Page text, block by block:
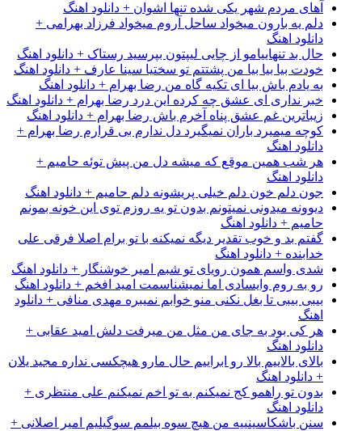
آهای مردم شهر یکی شده تنها اشوان + دانلود اهنگ
دلم یه بارون میخواد ساحل آروم میخواد فرزاد بهرامی +
دانلود اهنگ
حال بد تنهاییامو از چایی لیپتون بپرسید رستاک + دانلود اهنگ
خودت بیا بیا بیا من پشتتم تو سختیا سینا عارف + دانلود اهنگ
به یادم باش بیا ای تکیه گاه من رضا بهرام + دانلود اهنگ
خبر نداری ای عشق چه کرده این درد رضا بهرام + دانلود اهنگ
زیباترین غم عشق پناه آخرم باش رضا بهرام + دانلود اهنگ
کوچه میمیرد باران نمیگیرد دل ندارم بی قرارم رضا بهرام +
دانلود اهنگ
هر شب همین موقع که میشه دل من پیش توئه حامیم +
دانلود اهنگ
جون دلم خون دلم خیلی پریشونه دلم حامیم + دانلود اهنگ
دیوونه میدونی نمیتونم بدون تو یه روزم توی این خونه بمونم
حامیم + دانلود اهنگ
گفتم بد و خوب تقدیر دیگه نمیکنه با تو برام اصلا فرقی علی
خدابنده + دانلود اهنگ
شدی واسم همون رویای تو شبم امیر خوشنگار + دانلود اهنگ
رو به روم وایسادی اما نمیشناسمت امید افخم + دانلود اهنگ
بیبی بیبی تا بغل نکنی منو خوابم نمیبره مهدی منافی + دانلود
اهنگ
هر کی بود به جای من مثل من میرفت دلش امید عقابی +
دانلود اهنگ
بالای بالاییم بالا رو ابراییم حال مارو هیچکسی نداره مجید یلان
+ دانلود اهنگ
بدون تو راهمو کج نمیکنم به تو اخم نمیکنم علی منتظری +
دانلود اهنگ
سنن باشکاسینییه من هیچ سوه بیلمم سوگیلیم امیر اصلانی +